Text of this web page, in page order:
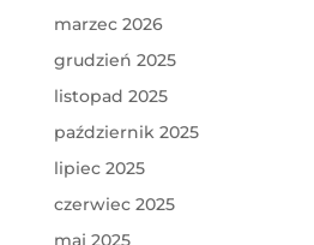
marzec 2026
grudzień 2025
listopad 2025
październik 2025
lipiec 2025
czerwiec 2025
maj 2025